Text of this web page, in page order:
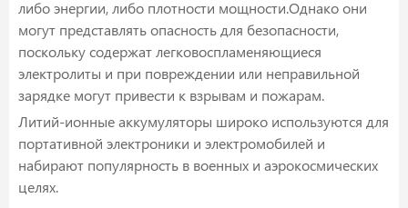
либо энергии, либо плотности мощности.Однако они
могут представлять опасность для безопасности,
поскольку содержат легковоспламеняющиеся
электролиты и при повреждении или неправильной
зарядке могут привести к взрывам и пожарам.
Литий-ионные аккумуляторы широко используются для
портативной электроники и электромобилей и
набирают популярность в военных и аэрокосмических
целях.